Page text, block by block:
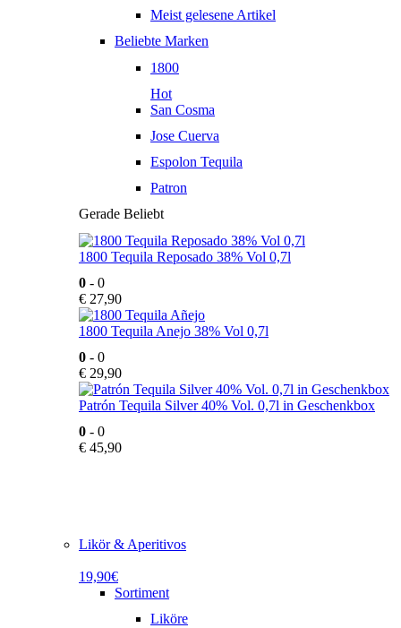
Meist gelesene Artikel
Beliebte Marken
1800
Hot
San Cosma
Jose Cuerva
Espolon Tequila
Patron
Gerade Beliebt
1800 Tequila Reposado 38% Vol 0,7l
0 - 0
€ 27,90
1800 Tequila Anejo 38% Vol 0,7l
0 - 0
€ 29,90
Patrón Tequila Silver 40% Vol. 0,7l in Geschenkbox
0 - 0
€ 45,90
Likör & Aperitivos
19,90€
Sortiment
Liköre